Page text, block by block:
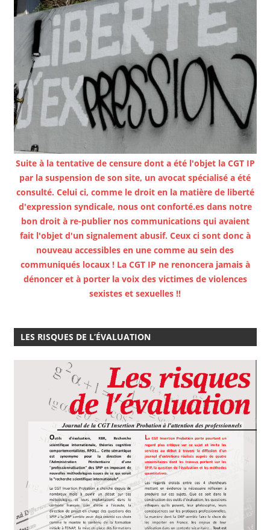
Suite à la tentative de censure dont a été l'objet la CGT IP
par la suspension de son site, un avocat spécialisé a été
consulté. Celui ci, comme le droit en la matière de liberté
d'expression syndicale, nous ont conforté.es dans notre
bon droit à re-publier nos communications qui avaient
fait l'objet d'un signalement abusif. Ceux ci sont donc à
nouveau accessibles en une comme au sein des
communiqués locaux ! La CGT IP ne renoncera jamais à
dénoncer et à porter la voix des victimes de violences
sexistes et sexuelles !!
LES RISQUES DE L’ÉVALUATION